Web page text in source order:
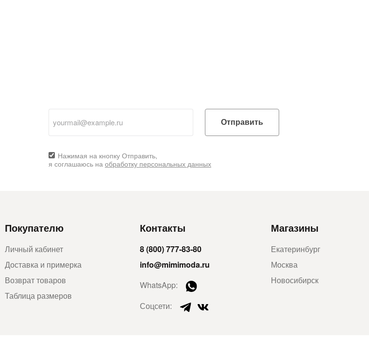
Отправить
Нажимая на кнопку Отправить,
я соглашаюсь на обработку персональных данных
Покупателю
Личный кабинет
Доставка и примерка
Возврат товаров
Таблица размеров
Контакты
8 (800) 777-83-80
info@mimimoda.ru
WhatsApp:
Соцсети:
Магазины
Екатеринбург
Москва
Новосибирск